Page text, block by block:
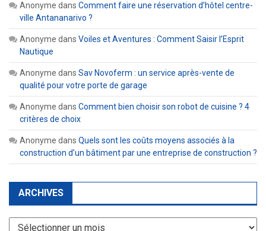
Anonyme dans Comment faire une réservation d’hôtel centre-
ville Antananarivo ?
Anonyme dans Voiles et Aventures : Comment Saisir l’Esprit
Nautique
Anonyme dans Sav Novoferm : un service après-vente de
qualité pour votre porte de garage
Anonyme dans Comment bien choisir son robot de cuisine ? 4
critères de choix
Anonyme dans Quels sont les coûts moyens associés à la
construction d’un bâtiment par une entreprise de construction ?
ARCHIVES
Archives